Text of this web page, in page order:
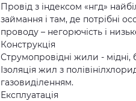
Провід з індексом «нгд»
займання і там, де потрібні
проводу – негорючість і
Конструкція
Струмопровідні жили - мідні,
Ізоляція жил з
газовиділенням.
Експлуатація